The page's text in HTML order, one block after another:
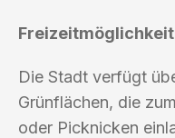
Die Stadt verfügt
Grünflächen, die
oder Picknicken